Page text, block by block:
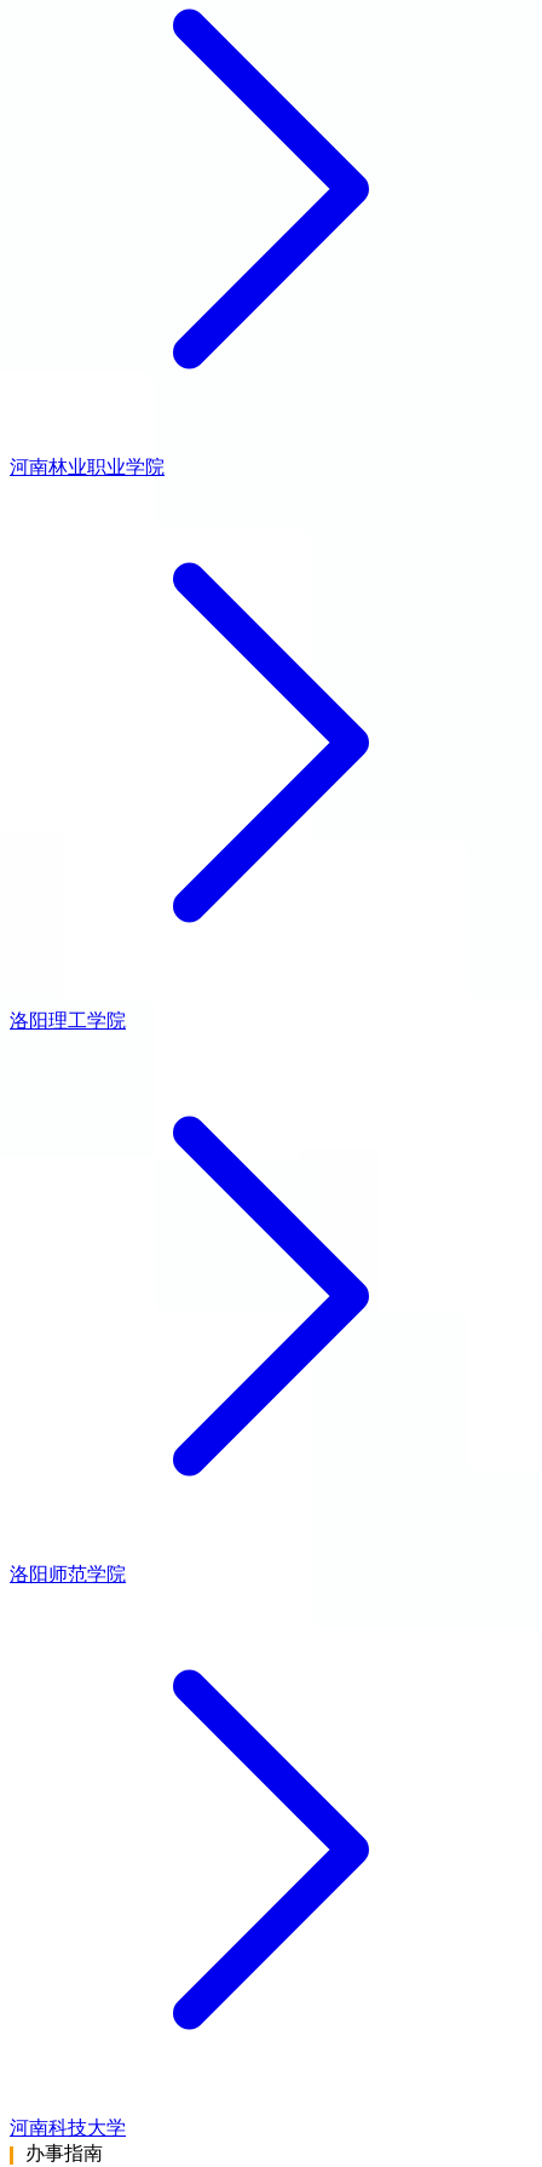
河南林业职业学院
洛阳理工学院
洛阳师范学院
河南科技大学
办事指南